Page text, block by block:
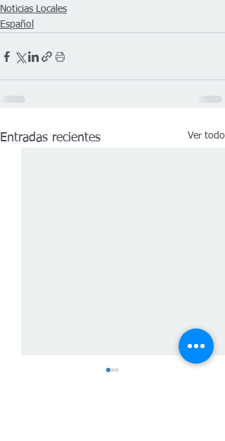
Noticias Locales
Español
Entradas recientes Ver todo